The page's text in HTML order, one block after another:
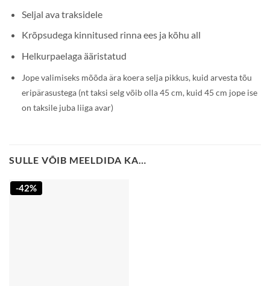
Seljal ava traksidele
Krõpsudega kinnitused rinna ees ja kõhu all
Helkurpaelaga ääristatud
Jope valimiseks mõõda ära koera selja pikkus, kuid arvesta tõu
eripärasustega (nt taksi selg võib olla 45 cm, kuid 45 cm jope ise
on taksile juba liiga avar)
SULLE VÕIB MEELDIDA KA…
-42%